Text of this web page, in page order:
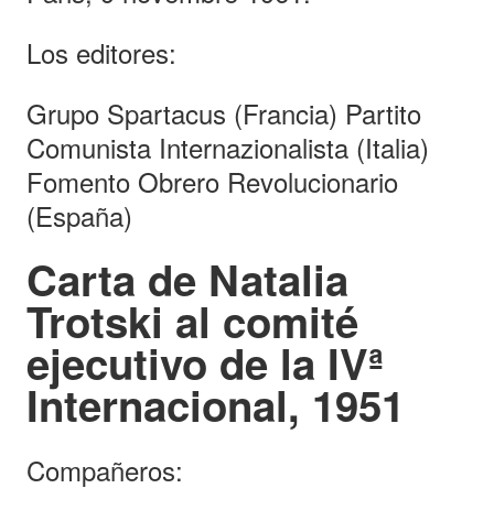
Los editores:
Grupo Spartacus (Francia) Partito
Comunista Internazionalista (Italia)
Fomento Obrero Revolucionario
(España)
Carta de Natalia
Trotski al comité
ejecutivo de la IVª
Internacional, 1951
Compañeros: